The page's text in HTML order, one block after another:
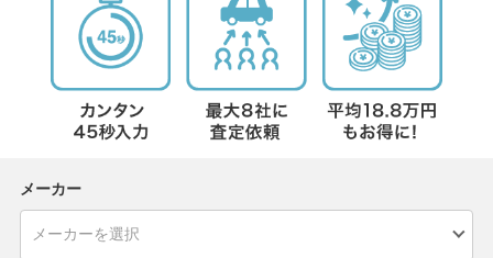
メーカー